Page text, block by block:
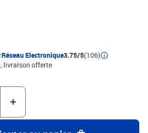
résistance à l'humidité.Grand espace de
canapé dispose de 2 tiroirs, offrant un
pour garder vos essentiels bien
main.Dessus de table stable : le dessus de
de salon est parfait pour placer des
et d'autres objets décoratifs.Cadre robuste
de canapé en métal assure robustesse et
fuméMatériau : bois d'ingénierie,
x 99 x 40 cm (l x P x H)L'assemblage est
Réseau Electronique3.75/5(106)
livraison offerte